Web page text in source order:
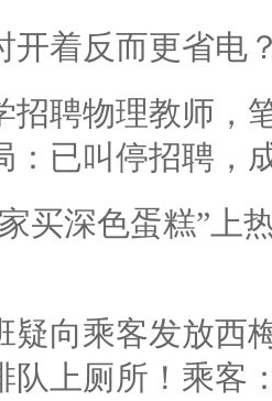
开着反而更省电
招聘物理教师，
：已叫停招聘，
买深色蛋糕”上
疑向乘客发放西
队上厕所！乘客